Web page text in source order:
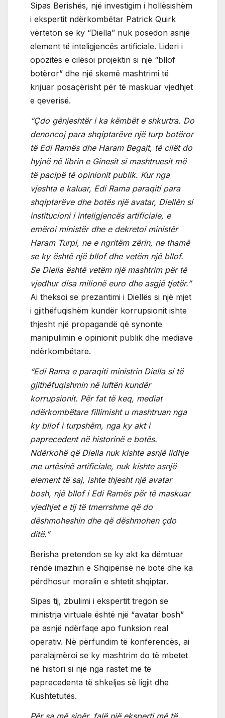
Sipas Berishës, një investigim i hollësishëm
i ekspertit ndërkombëtar Patrick Quirk
vërteton se ky “Diella” nuk posedon asnjë
element të inteligjencës artificiale. Lideri i
opozitës e cilësoi projektin si një “bllof
botëror” dhe një skemë mashtrimi të
krijuar posaçërisht për të maskuar vjedhjet
e qeverisë.
“Çdo gënjeshtër i ka këmbët e shkurtra. Do
denoncoj para shqiptarëve një turp botëror
të Edi Ramës dhe Haram Begajt, të cilët do
hyjnë në librin e Ginesit si mashtruesit më
të pacipë të opinionit publik. Kur nga
vjeshta e kaluar, Edi Rama paraqiti para
shqiptarëve dhe botës një avatar, Diellën si
institucioni i inteligjencës artificiale, e
emëroi ministër dhe e dekretoi ministër
Haram Turpi, ne e ngritëm zërin, ne thamë
se ky është një bllof dhe vetëm një bllof.
Se Diella është vetëm një mashtrim për të
vjedhur disa milionë euro dhe asgjë tjetër.”
Ai theksoi se prezantimi i Diellës si një mjet
i gjithëfuqishëm kundër korrupsionit ishte
thjesht një propagandë që synonte
manipulimin e opinionit publik dhe mediave
ndërkombëtare.
“Edi Rama e paraqiti ministrin Diella si të
gjithëfuqishmin në luftën kundër
korrupsionit. Për fat të keq, mediat
ndërkombëtare fillimisht u mashtruan nga
ky bllof i turpshëm, nga ky akt i
paprecedent në historinë e botës.
Ndërkohë që Diella nuk kishte asnjë lidhje
me urtësinë artificiale, nuk kishte asnjë
element të saj, ishte thjesht një avatar
bosh, një bllof i Edi Ramës për të maskuar
vjedhjet e tij të tmerrshme që do
dëshmoheshin dhe që dëshmohen çdo
ditë.”
Berisha pretendon se ky akt ka dëmtuar
rëndë imazhin e Shqipërisë në botë dhe ka
përdhosur moralin e shtetit shqiptar.
Sipas tij, zbulimi i ekspertit tregon se
ministrja virtuale është një “avatar bosh”
pa asnjë ndërfaqe apo funksion real
operativ. Në përfundim të konferencës, ai
paralajmëroi se ky mashtrim do të mbetet
në histori si një nga rastet më të
paprecedenta të shkeljes së ligjit dhe
Kushtetutës.